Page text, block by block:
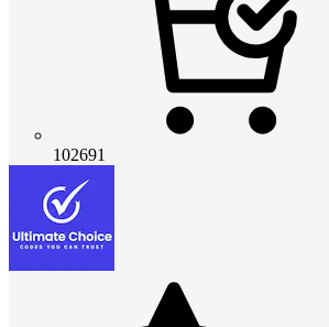
102691